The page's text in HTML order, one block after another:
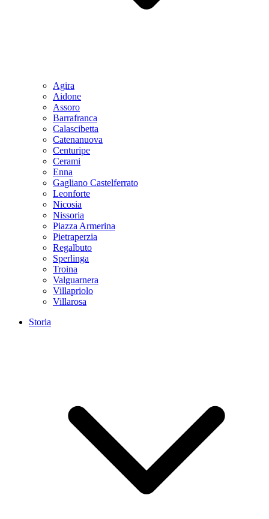
Agira
Aidone
Assoro
Barrafranca
Calascibetta
Catenanuova
Centuripe
Cerami
Enna
Gagliano Castelferrato
Leonforte
Nicosia
Nissoria
Piazza Armerina
Pietraperzia
Regalbuto
Sperlinga
Troina
Valguarnera
Villapriolo
Villarosa
Storia